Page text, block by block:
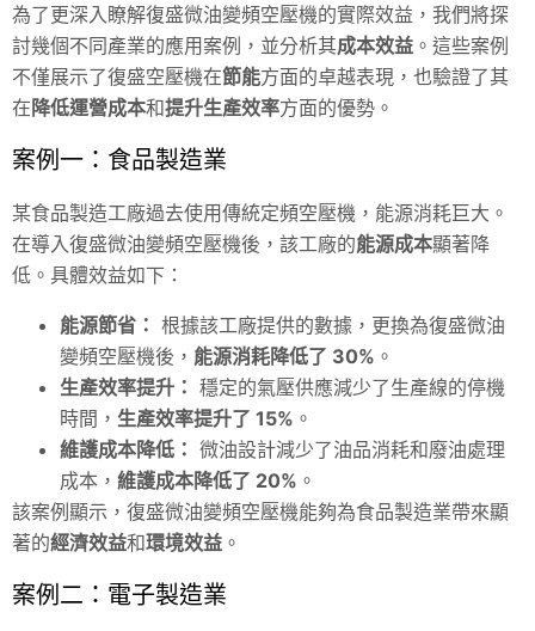
為了更深入瞭解復盛微油變頻空壓機的實際效益，我們將探
討幾個不同產業的應用案例，並分析其成本效益 。這些案例
不僅展示了復盛空壓機在節能方面的卓越表現，也驗證了其
在降低運營成本和提升生產效率方面的優勢。
案例一：食品製造業
某食品製造工廠過去使用傳統定頻空壓機，能源消耗巨大。
在導入復盛微油變頻空壓機後，該工廠的能源成本顯著降
低。具體效益如下：
能源節省： 根據該工廠提供的數據，更換為復盛微油
變頻空壓機後， 能源消耗降低了 30% 。
生產效率提升： 穩定的氣壓供應減少了生產線的停機
時間， 生產效率提升了 15% 。
維護成本降低： 微油設計減少了油品消耗和廢油處理
成本， 維護成本降低了 20% 。
該案例顯示，復盛微油變頻空壓機能夠為食品製造業帶來顯
著的經濟效益和環境效益 。
案例二：電子製造業